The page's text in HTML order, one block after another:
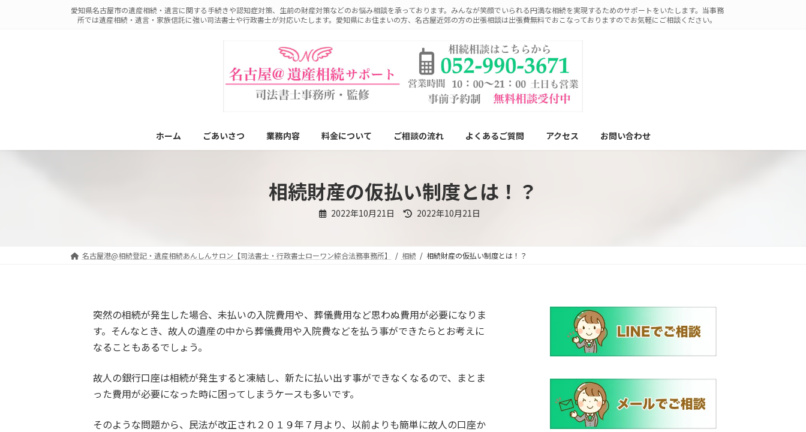
愛知県名古屋市の遺産相続・遺言に関する手続きや認知症対策、生前の財産対策などのお悩み相談を承っております。みんなが笑顔でいられる円満な相続を実現するためのサポートをいたします。当事務
所では遺産相続・遺言・家族信託に強い司法書士や行政書士が対応いたします。愛知県にお住まいの方、名古屋近郊の方の出張相談は出張費無料でおこなっておりますのでお気軽にご相談ください。
ホーム ごあいさつ 業務内容 料金について ご相談の流れ よくあるご質問 アクセス お問い合わせ
相続財産の仮払い制度とは！？
2022年10月21日 最
日
時
2022年10月21日
名古屋港@相続登記・遺産相続あんしんサロン【司法書士・行政書士ローワン綜合法務事務所】 相続 相続財産の仮払い制度とは！？
突然の相続が発生した場合、未払いの入院費用や、葬儀費用など思わぬ費用が必要になりま
す。そんなとき、故人の遺産の中から葬儀費用や入院費などを払う事ができたらとお考えに
なることもあるでしょう。
故人の銀行口座は相続が発生すると凍結し、新たに払い出す事ができなくなるので、まとま
った費用が必要になった時に困ってしまうケースも多いです。
そのような問題から、民法が改正され２０１９年７月より、以前よりも簡単に故人の口座か